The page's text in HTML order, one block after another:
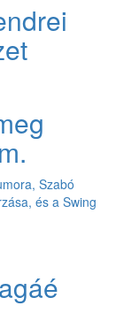
Szabó
és a Swing